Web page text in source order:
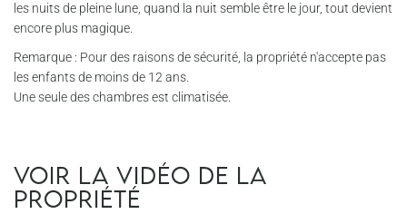
les nuits de pleine lune, quand la nuit semble être le jour, tout devient
encore plus magique.
Remarque : Pour des raisons de sécurité, la propriété n'accepte pas
les enfants de moins de 12 ans.
Une seule des chambres est climatisée.
Voir la vidéo de la
propriété